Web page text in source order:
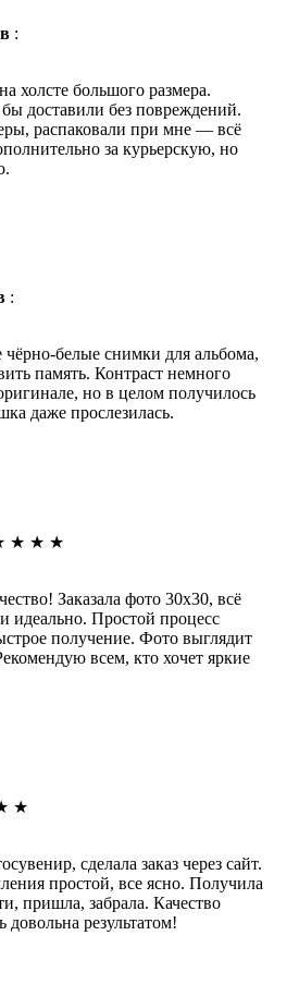
:
холсте большого размера.
доставили без повреждений.
распаковали при мне — всё
за курьерскую, но
:
чёрно-белые снимки для альбома,
память. Контраст немного
но в целом получилось
даже прослезилась.
★ ★ ★
Заказала фото 30х30, всё
идеально. Простой процесс
получение. Фото выглядит
всем, кто хочет яркие
★
сделала заказ через сайт.
простой, все ясно. Получила
пришла, забрала. Качество
довольна результатом!